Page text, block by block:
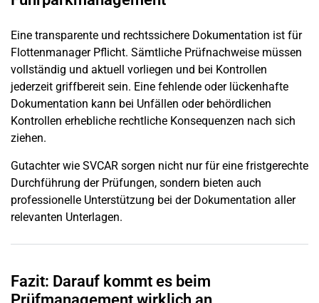
Eine transparente und rechtssichere Dokumentation ist für
Flottenmanager Pflicht. Sämtliche Prüfnachweise müssen
vollständig und aktuell vorliegen und bei Kontrollen
jederzeit griffbereit sein. Eine fehlende oder lückenhafte
Dokumentation kann bei Unfällen oder behördlichen
Kontrollen erhebliche rechtliche Konsequenzen nach sich
ziehen.
Gutachter wie SVCAR sorgen nicht nur für eine fristgerechte
Durchführung der Prüfungen, sondern bieten auch
professionelle Unterstützung bei der Dokumentation aller
relevanten Unterlagen.
Fazit: Darauf kommt es beim